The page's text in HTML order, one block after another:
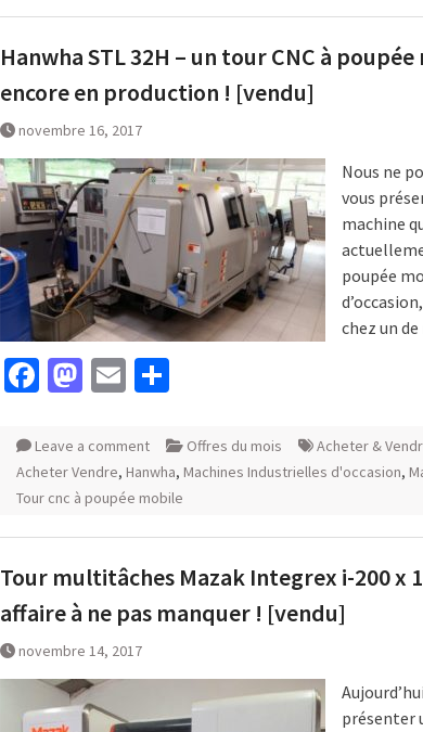
Hanwha STL 32H – un tour CNC à
encore en production ! [vendu]
novembre 16, 2017
Nous ne
vous
machine
poupée
chez un
Facebook
Mastodon
Email
Leave a comment Offres du mois Acheter &
Acheter Vendre, Hanwha, Machines Industrielles d'occasion,
Tour cnc à poupée mobile
Tour multitâches Mazak Integrex i-200 x
affaire à ne pas manquer ! [vendu]
novembre 14, 2017
présenter